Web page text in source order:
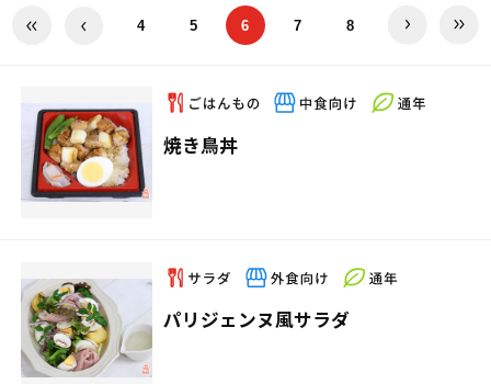
4 5 6 7 8
焼き鳥丼
パリジェンヌ風サラダ